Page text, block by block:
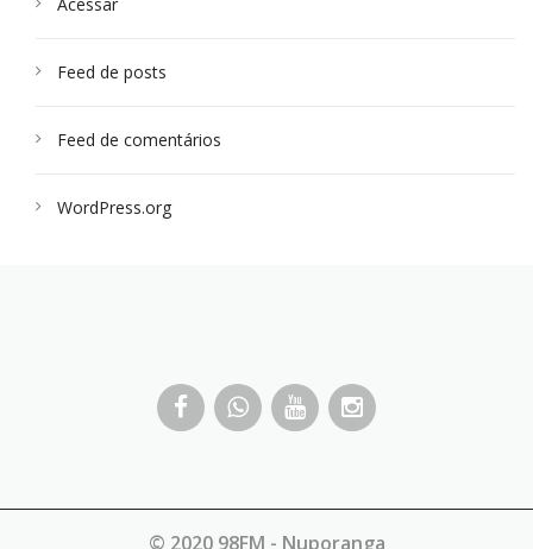
Feed de posts
Feed de comentários
WordPress.org
© 2020 98FM - Nuporanga